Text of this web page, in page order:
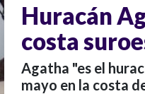
Huracán
costa
Agatha "es el
mayo en la costa